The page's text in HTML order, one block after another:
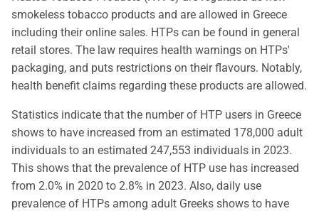
smokeless tobacco products and are allowed in Greece
including their online sales. HTPs can be found in general
retail stores. The law requires health warnings on HTPs'
packaging, and puts restrictions on their flavours. Notably,
health benefit claims regarding these products are allowed.
Statistics indicate that the number of HTP users in Greece
shows to have increased from an estimated 178,000 adult
individuals to an estimated 247,553 individuals in 2023.
This shows that the prevalence of HTP use has increased
from 2.0% in 2020 to 2.8% in 2023. Also, daily use
prevalence of HTPs among adult Greeks shows to have